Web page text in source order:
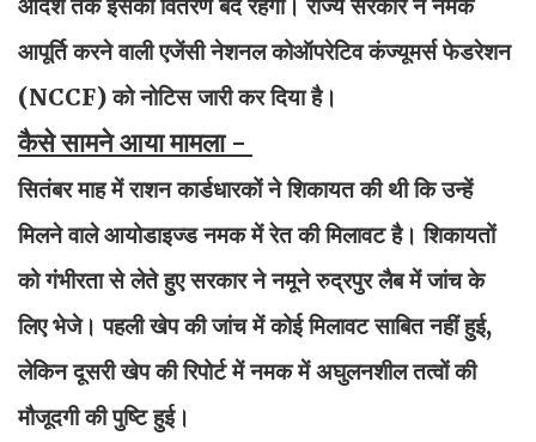
आदेश तक इसका वितरण बंद रहेगा। राज्य सरकार ने नमक
आपूर्ति करने वाली एजेंसी नेशनल कोऑपरेटिव कंज्यूमर्स फेडरेशन
(NCCF) को नोटिस जारी कर दिया है।
कैसे सामने आया मामला -
सितंबर माह में राशन कार्डधारकों ने शिकायत की थी कि उन्हें
मिलने वाले आयोडाइज्ड नमक में रेत की मिलावट है। शिकायतों
को गंभीरता से लेते हुए सरकार ने नमूने रुद्रपुर लैब में जांच के
लिए भेजे। पहली खेप की जांच में कोई मिलावट साबित नहीं हुई,
लेकिन दूसरी खेप की रिपोर्ट में नमक में अघुलनशील तत्वों की
मौजूदगी की पुष्टि हुई।